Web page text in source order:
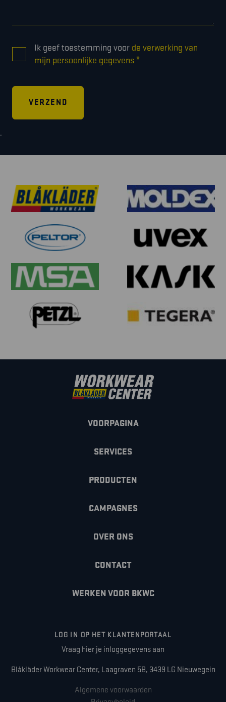
* Ik geef toestemming voor de verwerking van
mijn persoonlijke gegevens*
.
VOORPAGINA
SERVICES
PRODUCTEN
CAMPAGNES
OVER ONS
CONTACT
WERKEN VOOR BKWC
LOG IN OP HET KLANTENPORTAAL
Vraag hier je inloggegevens aan
Blåkläder Workwear Center, Laagraven 5B, 3439 LG Nieuwegein
Algemene voorwaarden